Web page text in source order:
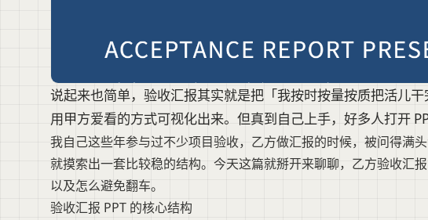
说起来也简单，验收汇报其实就是把「我按时按量按质把活儿干
用甲方爱看的方式可视化出来。但真到自己上手，好多人打开
我自己这些年参与过不少项目验收，乙方做汇报的时候，被问得满
就摸索出一套比较稳的结构。今天这篇就掰开来聊聊，乙方验收汇
以及怎么避免翻车。
验收汇报 PPT 的核心结构